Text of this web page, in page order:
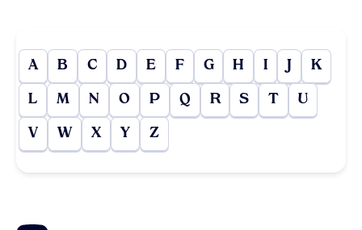
A B C D E F G H I J K
L M N O P Q R S T U
V W X Y Z